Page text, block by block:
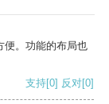
便。功能的布局也
支持[0] 反对[0]